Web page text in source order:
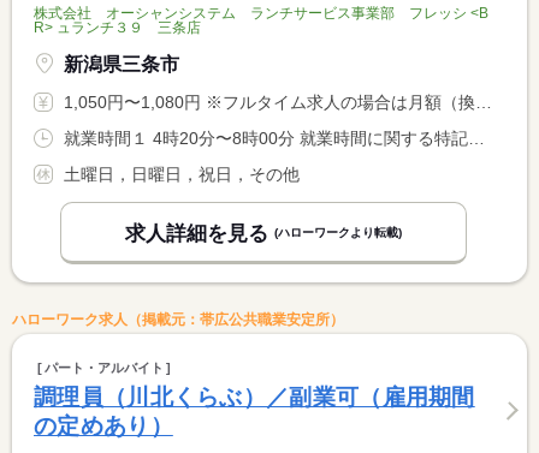
株式会社 オーシャンシステム ランチサービス事業部 フレッシ <B
R> ュランチ３９ 三条店
新潟県三条市
1,050円〜1,080円 ※フルタイム求人の場合は月額（換算額）、パート求人の場合は時間額を表示しています。
就業時間１ 4時20分〜8時00分 就業時間に関する特記事項 出勤日、始業就業時間、１日あたりの就業時間他、相談可
土曜日，日曜日，祝日，その他
求人詳細を見る (ハローワークより転載)
ハローワーク求人（掲載元：帯広公共職業安定所）
パート・アルバイト
調理員（川北くらぶ）／副業可（雇用期間
の定めあり）